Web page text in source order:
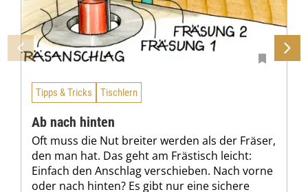
Tipps & Tricks Tischlern
Ab nach hinten
Oft muss die Nut breiter werden als der Fräser,
den man hat. Das geht am Frästisch leicht:
Einfach den Anschlag verschieben. Nach vorne
oder nach hinten? Es gibt nur eine sichere